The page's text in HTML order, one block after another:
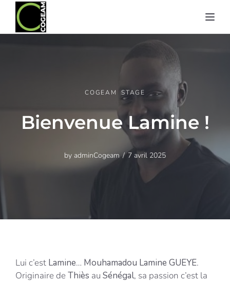
COGEAM STAGE
Bienvenue Lamine !
by adminCogeam 7 avril 2025
Lui c’est Lamine… Mouhamadou Lamine GUEYE.
Originaire deThiès au Sénégal, sa passion c’est la